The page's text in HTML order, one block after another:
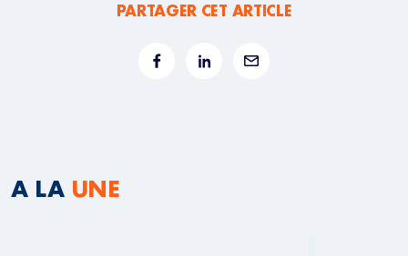
PARTAGER CET ARTICLE
A LA UNE